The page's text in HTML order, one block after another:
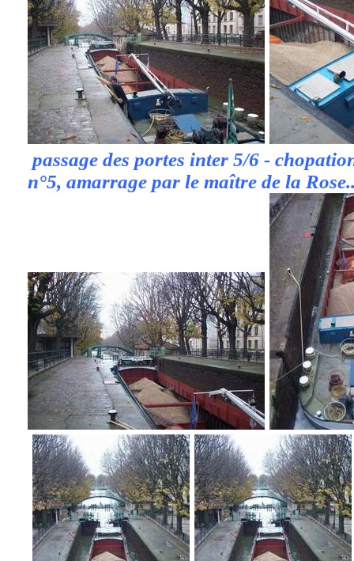
passage des portes inter 5/6 -
n°5, amarrage par le maître de la